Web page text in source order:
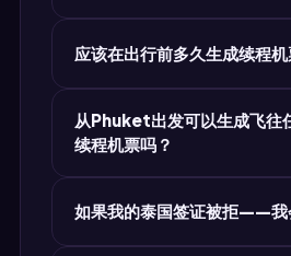
境，航空公司须承担责任。
官员也可能独立核实您的离境计
和住宿证明。MyJet24在续程机
免费的酒店预订生成器。机场
程机票。
应该在出行前多久生成续程机
查验时订座编号仍然有效。
票，您可随时免费创建新的。
从Phuket出发可以生成飞往
续程机票吗？
Bangkok (BKK)或距离Phuket
发地，目的地可选全球任意地
如果我的泰国签证被拒——我